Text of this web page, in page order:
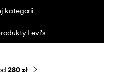
kategorii
Levi's
280 zł